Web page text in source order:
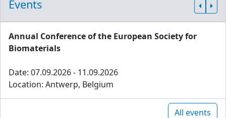
Events
Annual Conference of the European Society for
Biomaterials
Date: 07.09.2026 - 11.09.2026
Location: Antwerp, Belgium
All events